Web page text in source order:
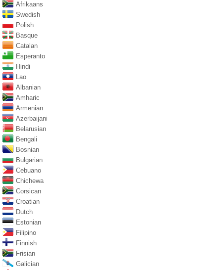
Afrikaans
Swedish
Polish
Basque
Catalan
Esperanto
Hindi
Lao
Albanian
Amharic
Armenian
Azerbaijani
Belarusian
Bengali
Bosnian
Bulgarian
Cebuano
Chichewa
Corsican
Croatian
Dutch
Estonian
Filipino
Finnish
Frisian
Galician